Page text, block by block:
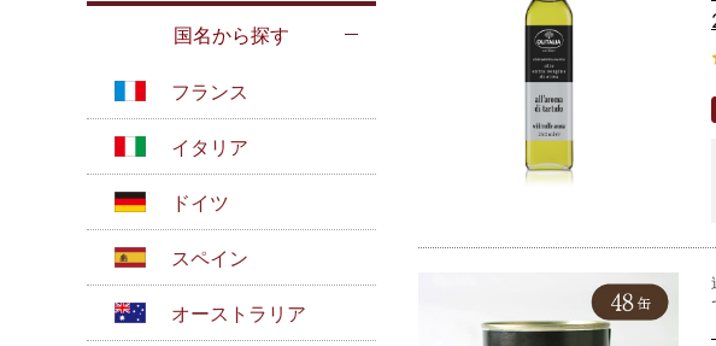
国名から探す
フランス
イタリア
ドイツ
スペイン
オーストラリア